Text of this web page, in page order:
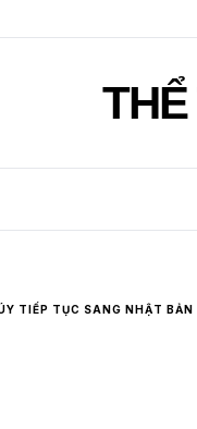
TIẾP TỤC SANG NHẬT